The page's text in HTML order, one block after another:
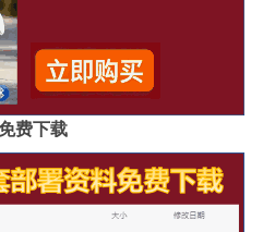
费下载